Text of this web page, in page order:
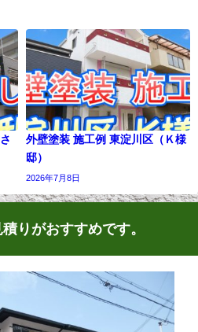
外壁塗装 施工例 東淀川区（Ｋ様
邸）
2026年7月8日
りがおすすめです。